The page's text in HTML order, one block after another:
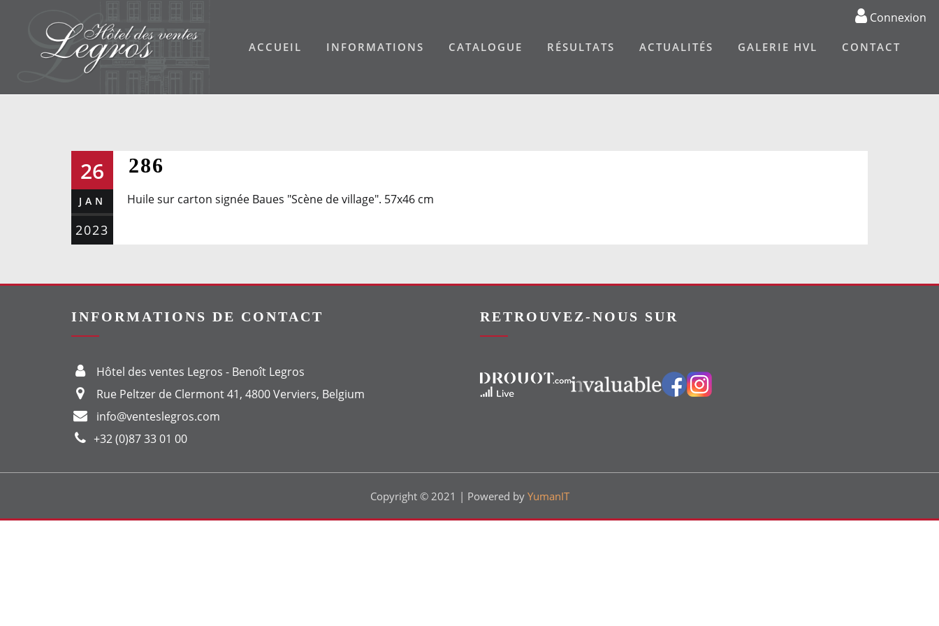
ACCUEIL INFORMATIONS CATALOGUE RÉSULTATS ACTUALITÉS GALERIE HVL CONTACT
Connexion
26
JAN
2023
286
Huile sur carton signée Baues "Scène de village". 57x46 cm
INFORMATIONS DE CONTACT
Hôtel des ventes Legros - Benoît Legros
Rue Peltzer de Clermont 41, 4800 Verviers, Belgium
info@venteslegros.com
+32 (0)87 33 01 00
RETROUVEZ-NOUS SUR
Vers le site Drouot Vers le site Invaluable Vers notre groupe Facebook Vers notre page Instagram
Copyright © 2021 | Powered by YumanIT